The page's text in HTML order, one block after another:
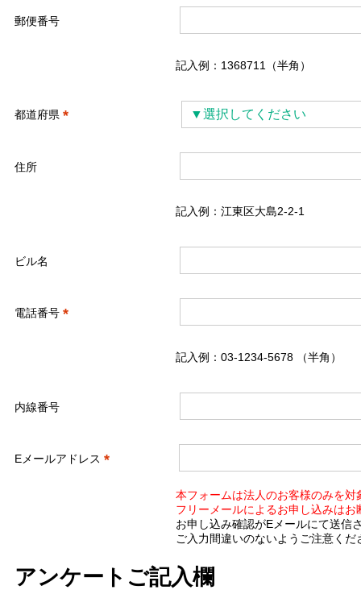
郵便番号
記入例：1368711（半角）
都道府県 * ▼選択してください
住所
記入例：江東区大島2-2-1
ビル名
電話番号 *
記入例：03-1234-5678 （半角）
内線番号
Eメールアドレス *
本フォームは法人のお客様のみを
フリーメールによるお申し込みはお
お申し込み確認がEメールにて送信
ご入力間違いのないようご注意くだ
アンケートご記入欄